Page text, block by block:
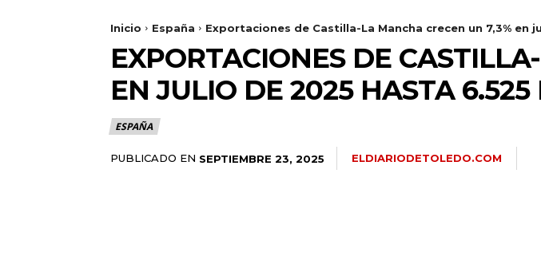
Inicio España Exportaciones de Castilla-La Mancha crecen un 7,3% en
EXPORTACIONES DE
EN JULIO DE 2025 HASTA 6.525
ESPAÑA
PUBLICADO EN SEPTIEMBRE 23, 2025 ELDIARIODETOLEDO.COM